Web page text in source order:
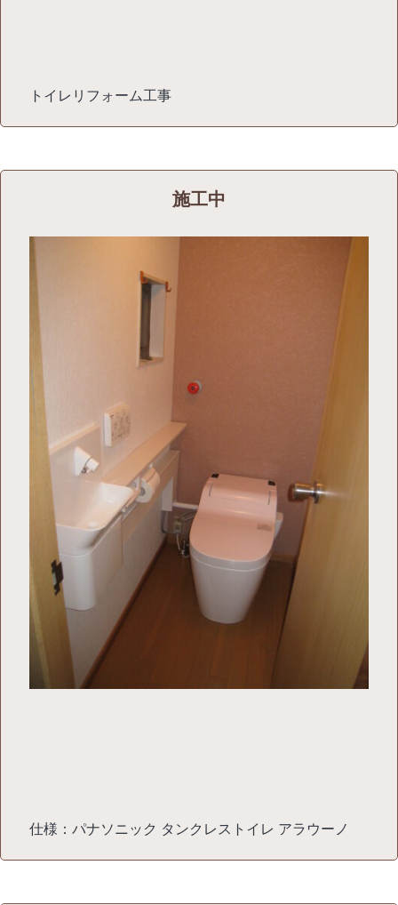
トイレリフォーム工事
施工中
仕様：パナソニック タンクレストイレ アラウーノ